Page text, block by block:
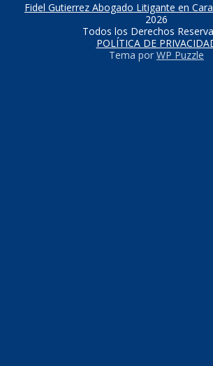
Fidel Gutierrez Abogado Litigante en
2026
Todos los Derechos
POLÍTICA DE
Tema por WP Puzzle